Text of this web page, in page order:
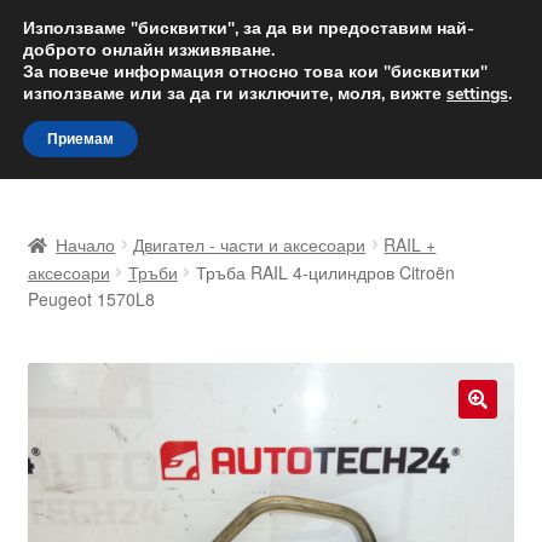
ДОСТАВКА от 12 лв.
Доставка по целия свят
Skip
to
navigation
Skip
to
content
Доставка по целия свят
За нас
Количка
Контакт
Начало Двигател - части и аксесоари
RAIL +
аксесоари
Тръби
Тръба RAIL 4-цилиндров Citroën
Peugeot 1570L8
Използваме "бисквитки", за да ви предоставим най-
доброто онлайн изживяване.
За повече информация относно това кои "бисквитки"
използваме или за да ги изключите, моля, вижте settings.
Приемам